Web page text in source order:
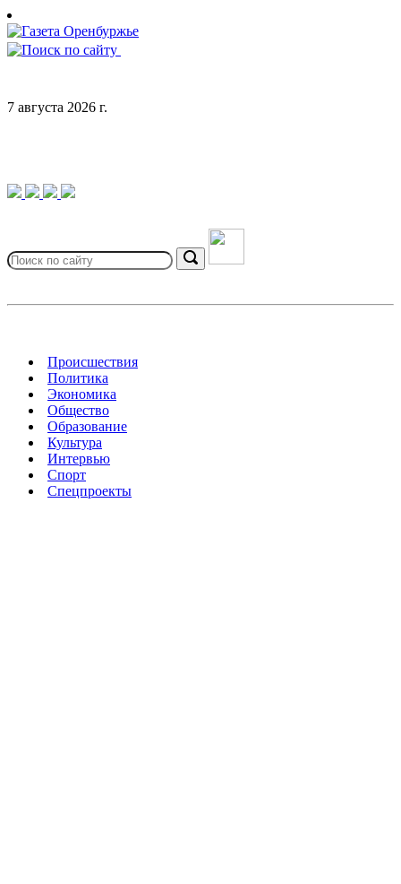
Skip
to
content
7 августа 2026 г.
for:
Search
Происшествия
Политика
Экономика
Общество
Образование
Культура
Интервью
Спорт
Спецпроекты